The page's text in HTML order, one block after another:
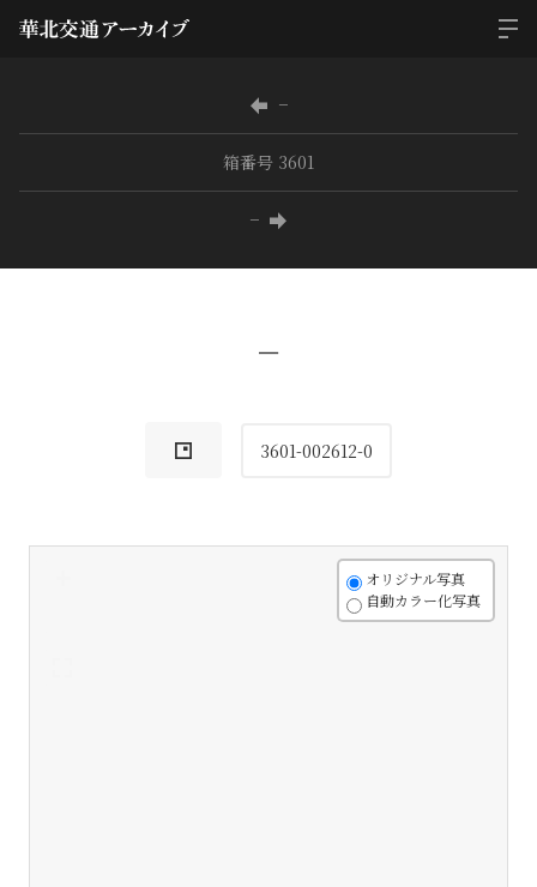
−
箱番号 3601
−
−
3601-002612-0
オリジナル写真
自動カラー化写真